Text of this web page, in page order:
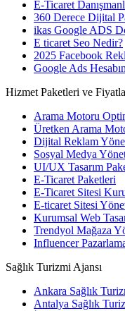
E-Ticaret
360 Derece Dijital
ikas Google ADS
E ticaret Seo Nedir?
2025 Facebook
Google Ads
Hizmet Paketleri ve
Arama Motoru
Üretken Arama
Dijital Reklam
Sosyal Medya
UI/UX Tasarım
E-Ticaret Paketleri
E-Ticaret Sitesi
E-ticaret Sitesi
Kurumsal Web
Trendyol Mağaza
Influencer
Sağlık Turizmi Ajansı
Ankara Sağlık
Antalya Sağlık